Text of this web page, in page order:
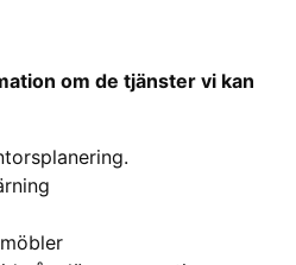
om de tjänster vi kan